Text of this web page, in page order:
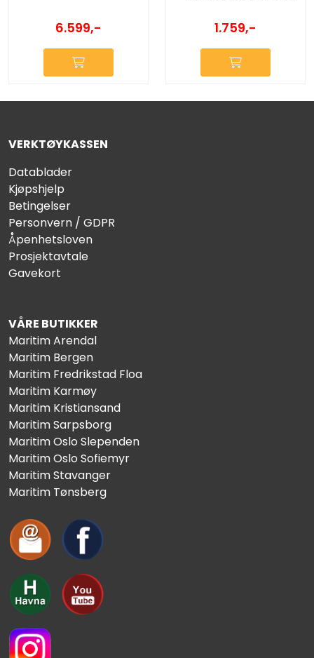
6.599,- 1.759,-
VERKTØYKASSEN
Datablader
Kjøpshjelp
Betingelser
Personvern / GDPR
Åpenhetsloven
Prosjektavtale
Gavekort
VÅRE BUTIKKER
Maritim Arendal
Maritim Bergen
Maritim Fredrikstad Floa
Maritim Karmøy
Maritim Kristiansand
Maritim Sarpsborg
Maritim Oslo Slependen
Maritim Oslo Sofiemyr
Maritim Stavanger
Maritim Tønsberg